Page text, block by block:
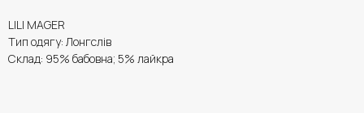
LILI MAGER
Тип одягу: Лонгслів
Склад: 95% бабовна; 5% лайкра